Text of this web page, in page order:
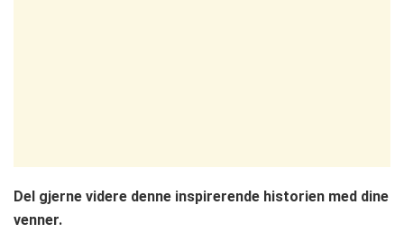
Del gjerne videre denne inspirerende historien med dine
venner.